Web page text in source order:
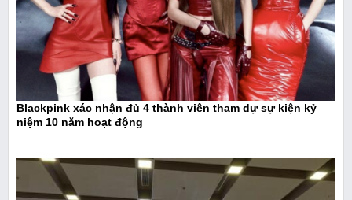
Blackpink xác nhận đủ 4 thành viên tham dự sự kiện kỷ
niệm 10 năm hoạt động